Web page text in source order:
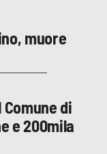
muore
di
e 200mila